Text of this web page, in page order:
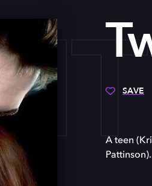
SAVE
A teen
Pattinson).